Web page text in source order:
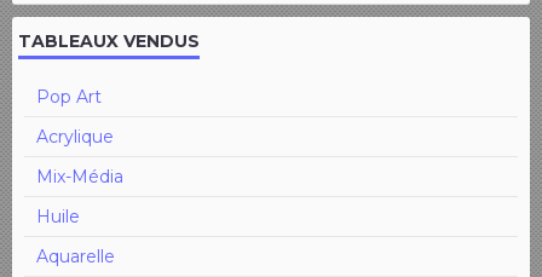
TABLEAUX VENDUS
Pop Art
Acrylique
Mix-Média
Huile
Aquarelle